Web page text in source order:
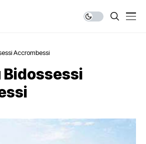
Accrombessi